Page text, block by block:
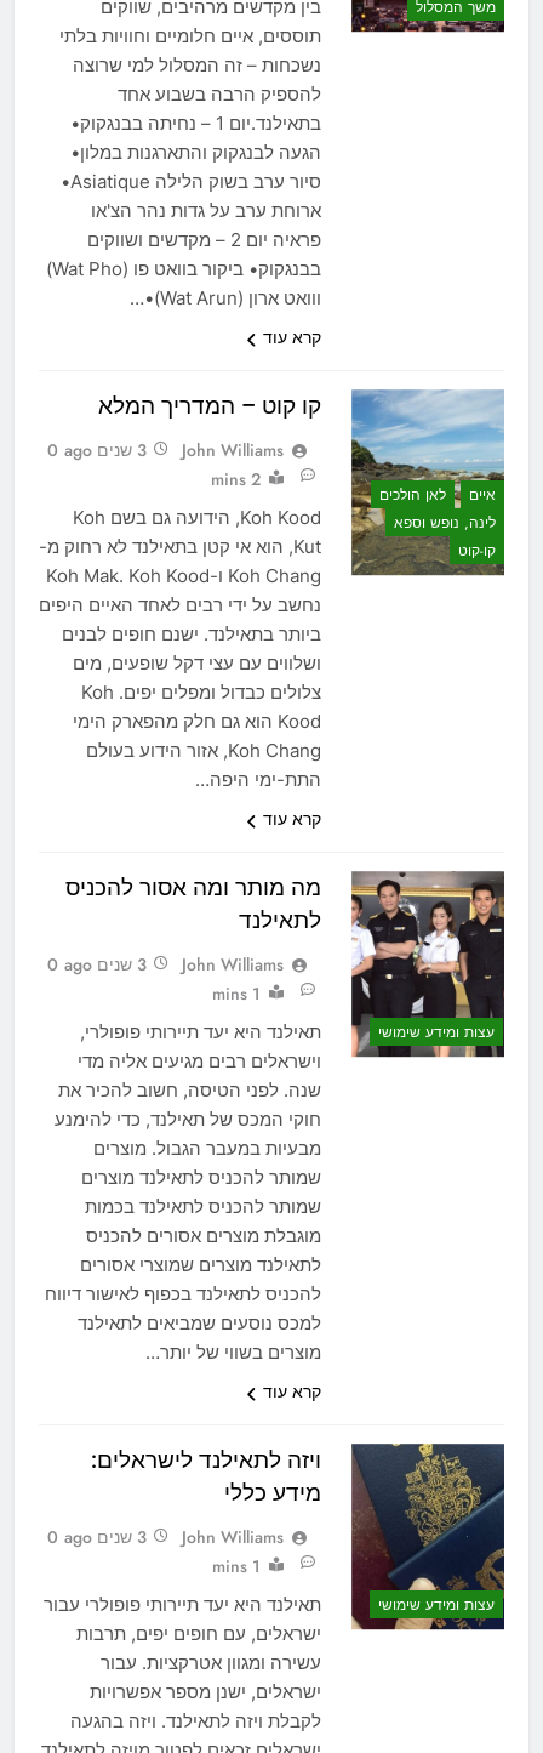
משך המסלול
בין מקדשים מרהיבים, שווקים
תוססים, איים חלומיים וחוויות בלתי
נשכחות – זה המסלול למי שרוצה
להספיק הרבה בשבוע אחד
בתאילנד.יום 1 – נחיתה בבנגקוק•
הגעה לבנגקוק והתארגנות במלון•
סיור ערב בשוק הלילה Asiatique•
ארוחת ערב על גדות נהר הצ'או
פראיה יום 2 – מקדשים ושווקים
בבנגקוק• ביקור בוואט פו (Wat Pho)
ווואט ארון (Wat Arun)•…
קרא עוד
איים
לאן הולכים
לינה, נופש וספא
קו-קוט
קו קוט – המדריך המלא
John Williams 3 שנים ago
0
2 mins
Koh Kood, הידועה גם בשם Koh
Kut, הוא אי קטן בתאילנד לא רחוק מ-
Koh Chang ו-Koh Mak. Koh Kood
נחשב על ידי רבים לאחד האיים היפים
ביותר בתאילנד. ישנם חופים לבנים
ושלווים עם עצי דקל שופעים, מים
צלולים כבדול ומפלים יפים. Koh
Kood הוא גם חלק מהפארק הימי
Koh Chang, אזור הידוע בעולם
התת-ימי היפה…
קרא עוד
עצות ומידע שימושי
מה מותר ומה אסור להכניס
לתאילנד
John Williams 3 שנים ago
0
1 mins
תאילנד היא יעד תיירותי פופולרי,
וישראלים רבים מגיעים אליה מדי
שנה. לפני הטיסה, חשוב להכיר את
חוקי המכס של תאילנד, כדי להימנע
מבעיות במעבר הגבול. מוצרים
שמותר להכניס לתאילנד מוצרים
שמותר להכניס לתאילנד בכמות
מוגבלת מוצרים אסורים להכניס
לתאילנד מוצרים שמוצרי אסורים
להכניס לתאילנד בכפוף לאישור דיווח
למכס נוסעים שמביאים לתאילנד
מוצרים בשווי של יותר…
קרא עוד
עצות ומידע שימושי
ויזה לתאילנד לישראלים:
מידע כללי
John Williams 3 שנים ago
0
1 mins
תאילנד היא יעד תיירותי פופולרי עבור
ישראלים, עם חופים יפים, תרבות
עשירה ומגוון אטרקציות. עבור
ישראלים, ישנן מספר אפשרויות
לקבלת ויזה לתאילנד. ויזה בהגעה